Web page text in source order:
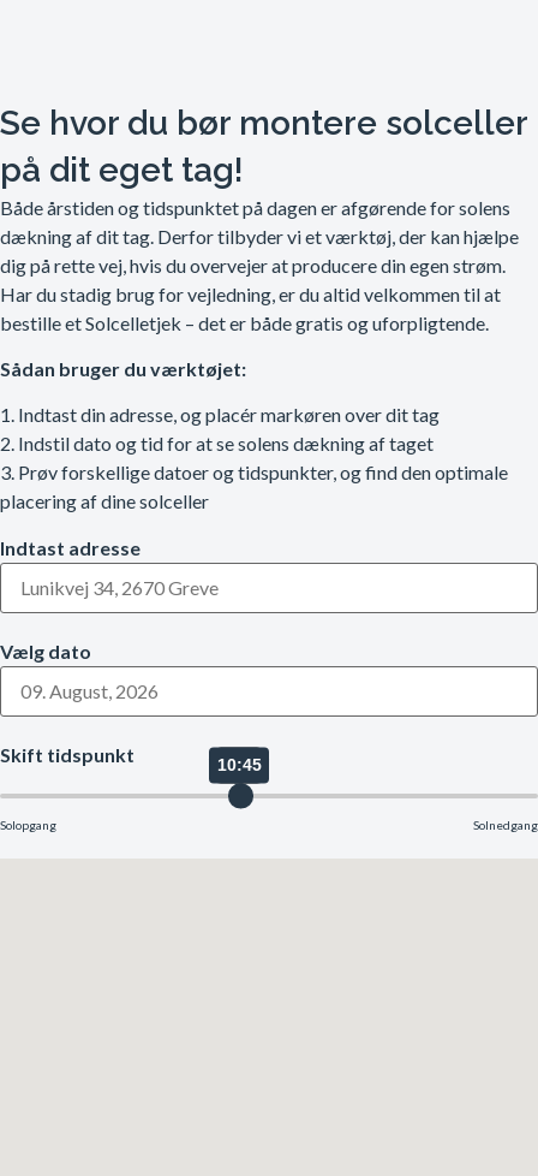
Se hvor du bør montere solceller
på dit eget tag!
Både årstiden og tidspunktet på dagen er afgørende for solens
dækning af dit tag. Derfor tilbyder vi et værktøj, der kan hjælpe
dig på rette vej, hvis du overvejer at producere din egen strøm.
Har du stadig brug for vejledning, er du altid velkommen til at
bestille et Solcelletjek – det er både gratis og uforpligtende.
Sådan bruger du værktøjet:
1. Indtast din adresse, og placér markøren over dit tag
2. Indstil dato og tid for at se solens dækning af taget
3. Prøv forskellige datoer og tidspunkter, og find den optimale
placering af dine solceller
Indtast adresse
Vælg dato
Skift tidspunkt 10:45
Solopgang Solnedgang